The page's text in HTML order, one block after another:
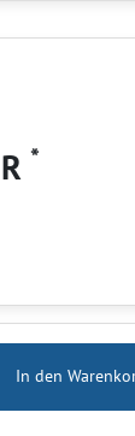
*
In den